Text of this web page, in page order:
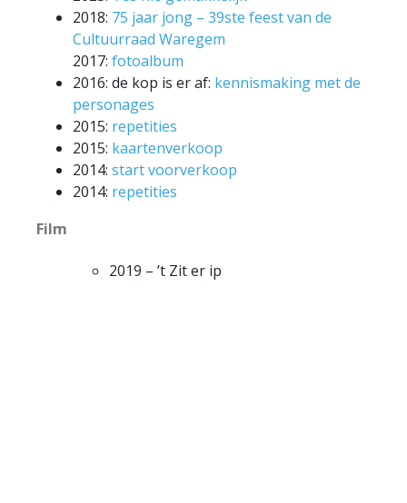
2018: 75 jaar jong – 39ste feest van de
Cultuurraad Waregem
2017: fotoalbum
2016: de kop is er af: kennismaking met de
personages
2015: repetities
2015: kaartenverkoop
2014: start voorverkoop
2014: repetities
Film
2019 – ’t Zit er ip